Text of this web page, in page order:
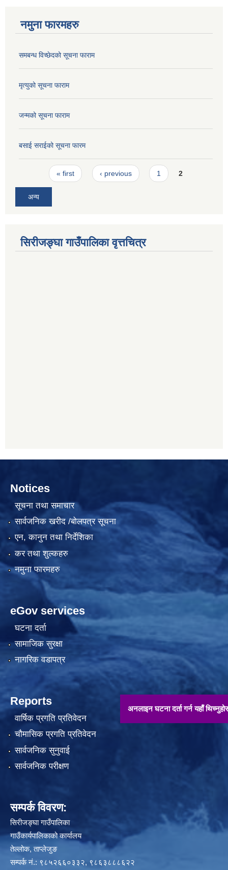
नमुना फारमहरु
समबन्ध विच्छेदको सूचना फाराम
मृत्युको सूचना फाराम
जन्मको सूचना फाराम
बसाई सराईको सूचना फारम
Pages« first ‹ previous 1 2
अन्य
सिरीजङ्घा गाउँपालिका वृत्तचित्र
अनलाइन घटना दर्ता गर्न यहाँ थिच्नुहोस् !!
Notices
सूचना तथा समाचार
सार्वजनिक खरीद /बोलपत्र सूचना
एन, कानुन तथा निर्देशिका
कर तथा शुल्कहरु
नमुना फारमहरु
eGov services
घटना दर्ता
सामाजिक सुरक्षा
नागरिक वडापत्र
Reports
वार्षिक प्रगति प्रतिवेदन
चौमासिक प्रगति प्रतिवेदन
सार्वजनिक सुनुवाई
सार्वजनिक परीक्षण
सम्पर्क विवरण:
सिरीजङ्घा गाउँपालिका
गाउँकार्यपालिकाको कार्यालय
तेल्लोक, ताप्लेजुङ
सम्पर्क नं.: ९८५२६६०३३२, ९८६३८८८६२२